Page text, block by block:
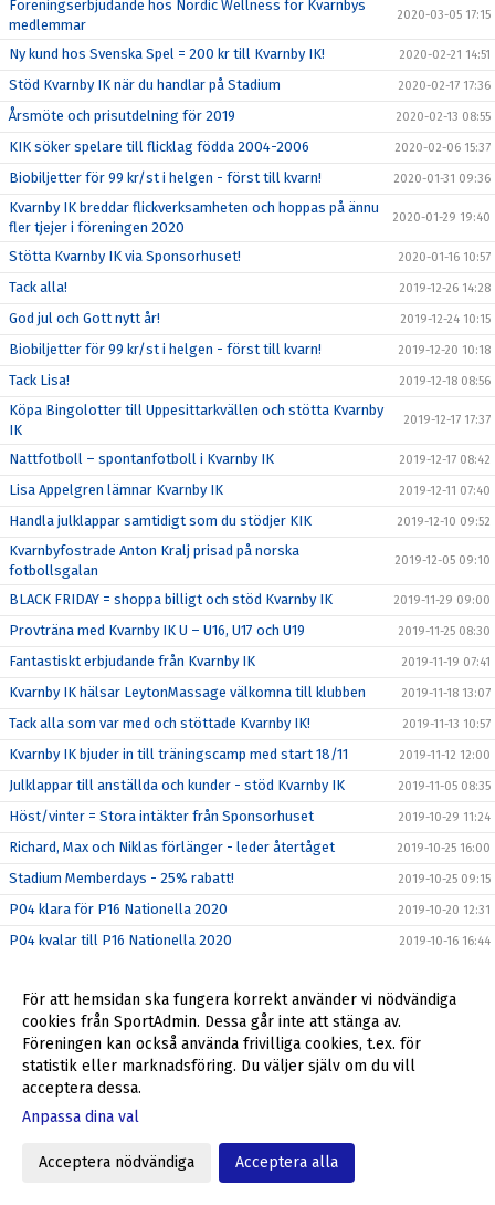
Föreningserbjudande hos Nordic Wellness för Kvarnbys
medlemmar
2020-03-05 17:15
Ny kund hos Svenska Spel = 200 kr till Kvarnby IK! 2020-02-21 14:51
Stöd Kvarnby IK när du handlar på Stadium 2020-02-17 17:36
Årsmöte och prisutdelning för 2019 2020-02-13 08:55
KIK söker spelare till flicklag födda 2004-2006 2020-02-06 15:37
Biobiljetter för 99 kr/st i helgen - först till kvarn! 2020-01-31 09:36
Kvarnby IK breddar flickverksamheten och hoppas på ännu
fler tjejer i föreningen 2020
2020-01-29 19:40
Stötta Kvarnby IK via Sponsorhuset! 2020-01-16 10:57
Tack alla! 2019-12-26 14:28
God jul och Gott nytt år! 2019-12-24 10:15
Biobiljetter för 99 kr/st i helgen - först till kvarn! 2019-12-20 10:18
Tack Lisa! 2019-12-18 08:56
Köpa Bingolotter till Uppesittarkvällen och stötta Kvarnby
IK
2019-12-17 17:37
Nattfotboll – spontanfotboll i Kvarnby IK 2019-12-17 08:42
Lisa Appelgren lämnar Kvarnby IK 2019-12-11 07:40
Handla julklappar samtidigt som du stödjer KIK 2019-12-10 09:52
Kvarnbyfostrade Anton Kralj prisad på norska
fotbollsgalan
2019-12-05 09:10
BLACK FRIDAY = shoppa billigt och stöd Kvarnby IK 2019-11-29 09:00
Provträna med Kvarnby IK U – U16, U17 och U19 2019-11-25 08:30
Fantastiskt erbjudande från Kvarnby IK 2019-11-19 07:41
Kvarnby IK hälsar LeytonMassage välkomna till klubben 2019-11-18 13:07
Tack alla som var med och stöttade Kvarnby IK! 2019-11-13 10:57
Kvarnby IK bjuder in till träningscamp med start 18/11 2019-11-12 12:00
Julklappar till anställda och kunder - stöd Kvarnby IK 2019-11-05 08:35
Höst/vinter = Stora intäkter från Sponsorhuset 2019-10-29 11:24
Richard, Max och Niklas förlänger - leder återtåget 2019-10-25 16:00
Stadium Memberdays - 25% rabatt! 2019-10-25 09:15
P04 klara för P16 Nationella 2020 2019-10-20 12:31
P04 kvalar till P16 Nationella 2020 2019-10-16 16:44
Ulf Jansson om återkomsten till Kvarnby IK 2019-10-05 09:00
Stöd Kvarnby IK när du handlar på Flügger Färg 2019-10-04 12:29
Välkommen tillbaka till Kvarnby IK, Ulf Jansson! 2019-10-04 09:30
Grymt helgerbjudande till alla i Kvarnby IK
Fantastiskt erbjudande från Kvarnby IK
Min Fotboll - den nya appen i svensk fotboll
För att hemsidan ska fungera korrekt använder vi nödvändiga
cookies från SportAdmin. Dessa går inte att stänga av.
Föreningen kan också använda frivilliga cookies, t.ex. för
statistik eller marknadsföring. Du väljer själv om du vill
acceptera dessa.
Anpassa dina val
Acceptera nödvändiga Acceptera alla